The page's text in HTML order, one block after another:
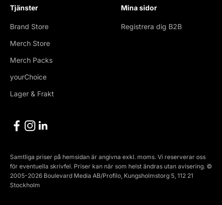
Tjänster
Brand Store
Merch Store
Merch Packs
yourChoice
Lager & Frakt
Mina sidor
Registrera dig B2B
Samtliga priser på hemsidan är angivna exkl. moms. Vi reserverar oss
för eventuella skrivfel. Priser kan när som helst ändras utan avisering. ©
2005-2026 Boulevard Media AB/Profilo, Kungsholmstorg 5, 112 21
Stockholm